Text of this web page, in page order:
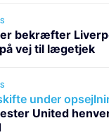
bekræfter
vej til lægetjek
under
United